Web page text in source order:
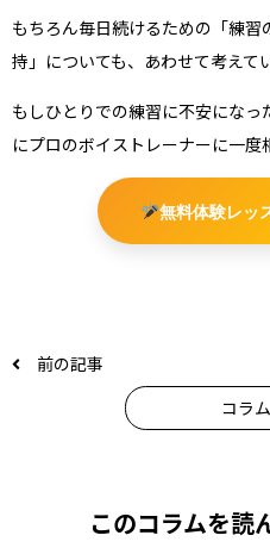
もちろん毎日続けるための「練
持」についても、あわせて考えて
もしひとりでの練習に不安にな
にプロのボイストレーナーに一度
無料体験レッ
前の記事
コラ
このコラムを読